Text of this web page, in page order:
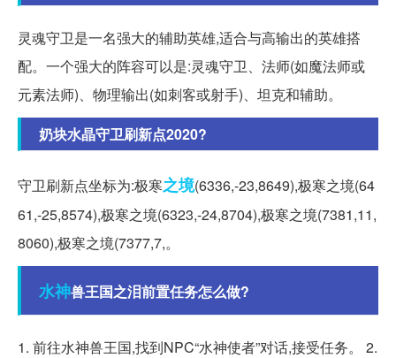
灵魂守卫是一名强大的辅助英雄,适合与高输出的英雄搭
配。一个强大的阵容可以是:灵魂守卫、法师(如魔法师或
元素法师)、物理输出(如刺客或射手)、坦克和辅助。
奶块水晶守卫刷新点2020?
守卫刷新点坐标为:极寒之境(6336,-23,8649),极寒之境(64
61,-25,8574),极寒之境(6323,-24,8704),极寒之境(7381,11,
8060),极寒之境(7377,7,。
水神兽王国之泪前置任务怎么做?
1. 前往水神兽王国,找到NPC“水神使者”对话,接受任务。 2.